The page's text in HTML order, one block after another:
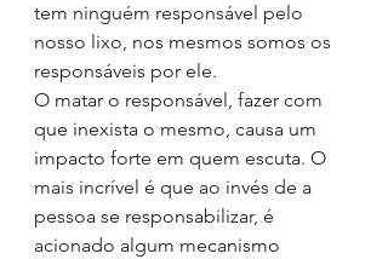
tem ninguém responsável pelo
nosso lixo, nos mesmos somos os
responsáveis por ele.
O matar o responsável, fazer com
que inexista o mesmo, causa um
impacto forte em quem escuta. O
mais incrível é que ao invés de a
pessoa se responsabilizar, é
acionado algum mecanismo